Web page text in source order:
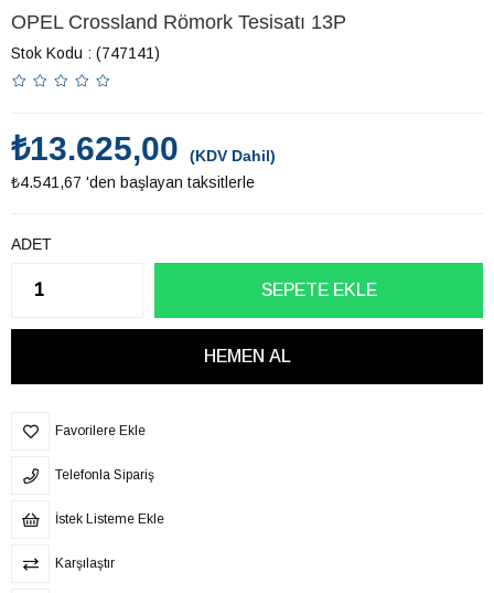
OPEL Crossland Römork Tesisatı 13P
Stok Kodu (747141)
₺13.625,00
(KDV Dahil)
₺4.541,67 'den başlayan taksitlerle
ADET
Favorilere Ekle
Telefonla Sipariş
İstek Listeme Ekle
Karşılaştır